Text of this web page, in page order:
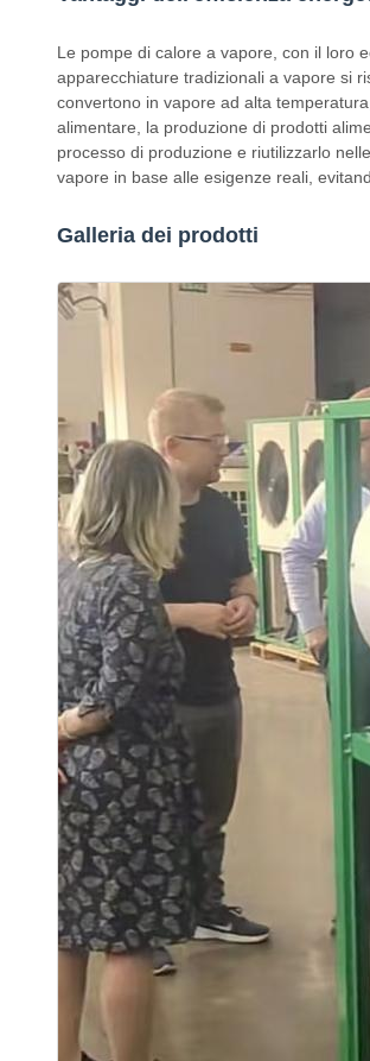
Le pompe di calore a vapore, con il loro
apparecchiature tradizionali a vapore si
convertono in vapore ad alta
alimentare, la produzione di prodotti
processo di produzione e riutilizzarlo
vapore in base alle esigenze reali,
Galleria dei prodotti